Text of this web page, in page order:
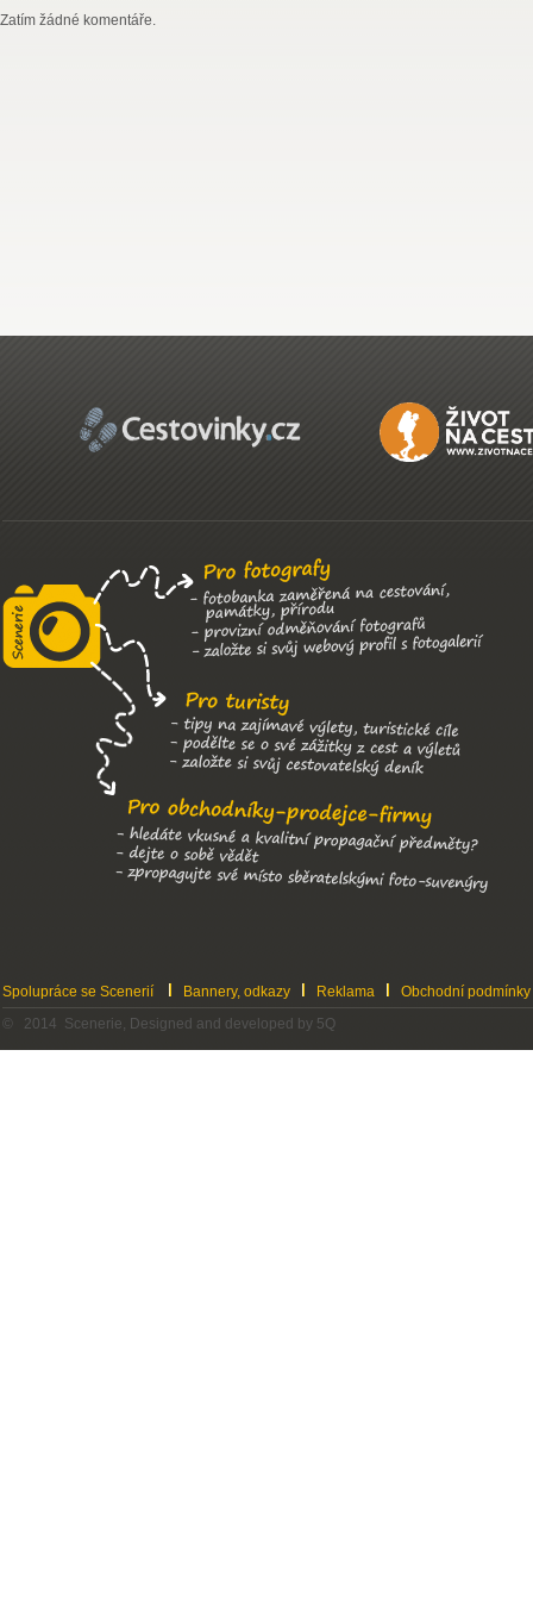
Zatím žádné komentáře.
Spolupráce se Scenerií Bannery, odkazy Reklama
Obchodní podmínky
© 2014 Scenerie, Designed and developed by 5Q